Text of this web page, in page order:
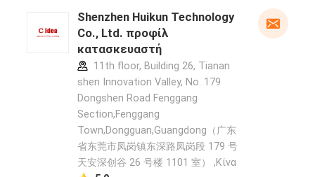
Shenzhen Huikun Technology
Co., Ltd. προφίλ
κατασκευαστή
11th floor, Building 26, Tianan
shen Innovation Valley, No. 179
Dongshen Road Fenggang
Section,Fenggang
Town,Dongguan,Guangdong（广东
省东莞市凤岗镇东深路凤岗段 179 号
天安深创谷 26 号楼 1101 室） ,Κίνα